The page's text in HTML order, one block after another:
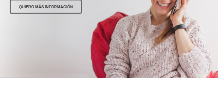
QUIERO MÁS INFORMACIÓN